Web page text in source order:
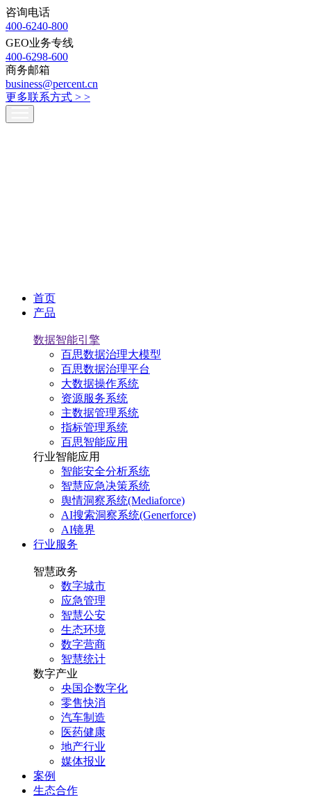
咨询电话
400-6240-800
GEO业务专线
400-6298-600
商务邮箱
business@percent.cn
更多联系方式 > >
首页
产品
数据智能引擎
百思数据治理大模型
百思数据治理平台
大数据操作系统
资源服务系统
主数据管理系统
指标管理系统
百思智能应用
行业智能应用
智能安全分析系统
智慧应急决策系统
舆情洞察系统(Mediaforce)
AI搜索洞察系统(Generforce)
AI镜界
行业服务
智慧政务
数字城市
应急管理
智慧公安
生态环境
数字营商
智慧统计
数字产业
央国企数字化
零售快消
汽车制造
医药健康
地产行业
媒体报业
案例
生态合作